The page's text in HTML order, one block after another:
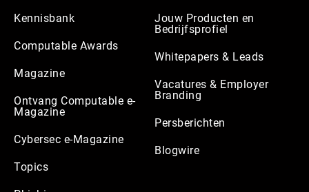
Kennisbank
Computable Awards
Magazine
Ontvang Computable e-
Magazine
Cybersec e-Magazine
Topics
Jouw Producten en
Bedrijfsprofiel
Whitepapers & Leads
Vacatures & Employer
Branding
Persberichten
Blogwire